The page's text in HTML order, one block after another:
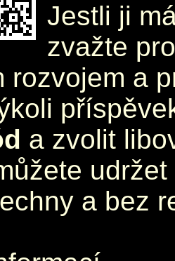
Jestli ji
zvažte
rozvojem a
a zvolit
a bez